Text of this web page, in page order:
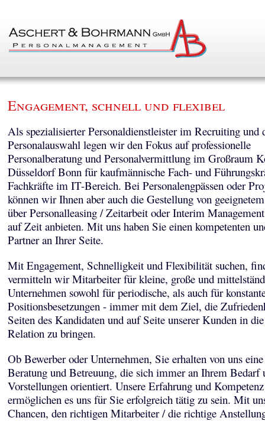
Engagement, schnell und flexibel
Als spezialisierter Personaldienstleister im Recruiting und
Personalauswahl legen wir den Fokus auf professionelle
Personalberatung und Personalvermittlung im Großraum
Düsseldorf Bonn für kaufmännische Fach- und
Fachkräfte im IT-Bereich. Bei Personalengpässen oder
können wir Ihnen aber auch die Gestellung von
über Personalleasing / Zeitarbeit oder Interim
auf Zeit anbieten. Mit uns haben Sie einen kompetenten
Partner an Ihrer Seite.
Mit Engagement, Schnelligkeit und Flexibilität suchen,
vermitteln wir Mitarbeiter für kleine, große und
Unternehmen sowohl für periodische, als auch für
Positionsbesetzungen - immer mit dem Ziel, die
Seiten des Kandidaten und auf Seite unserer Kunden in
Relation zu bringen.
Ob Bewerber oder Unternehmen, Sie erhalten von uns
Beratung und Betreuung, die sich immer an Ihrem Bedarf
Vorstellungen orientiert. Unsere Erfahrung und Kompetenz
ermöglichen es uns für Sie erfolgreich tätig zu sein. Mit
Chancen, den richtigen Mitarbeiter / die richtige